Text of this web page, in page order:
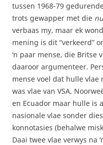
tussen 1968-79
trots gewapper met die
verbaas my, maar ek
mening is dit “verkeerd”
‘n paar mense, die Britse
daaroor argumenteer.
mense voel dat hulle vlae
was vlae van VSA,
en Ecuador maar hulle is
nasionale vlae sonder
konnotasies (behalwe
Daai twee vlae verwys na